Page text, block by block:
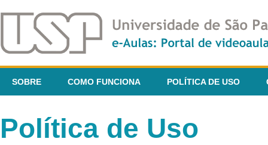
SOBRE COMO FUNCIONA POLÍTICA DE USO
Política de Uso